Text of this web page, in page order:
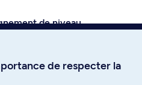
de niveau
de respecter la